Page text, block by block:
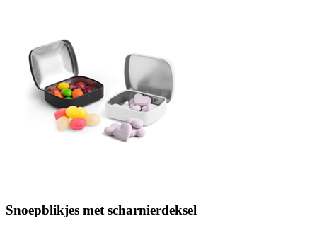
Snoepblikjes met scharnierdeksel